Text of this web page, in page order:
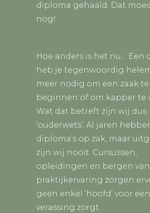
diploma gehaald. Dat
nog!
Hoe anders is het nu… Een
heb je tegenwoordig
meer nodig om een zaak te
beginnen of om kapper te
Wat dat betreft zijn wij dus
‘ouderwets’. Al jaren
diploma’s op zak, maar
zijn wij nooit. Cursussen,
opleidingen en bergen van
praktijkervaring zorgen
geen enkel ‘hoofd’ voor een
verassing zorgt.